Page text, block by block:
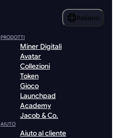
Italiano
PRODOTTI
Miner Digitali
Avatar
Collezioni
Token
Gioco
Launchpad
Academy
Jacob & Co.
AIUTO
Aiuto al cliente